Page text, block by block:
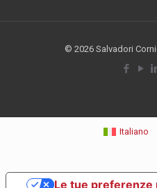
© 2026 Salvadori
Italiano
Le tue preferenze